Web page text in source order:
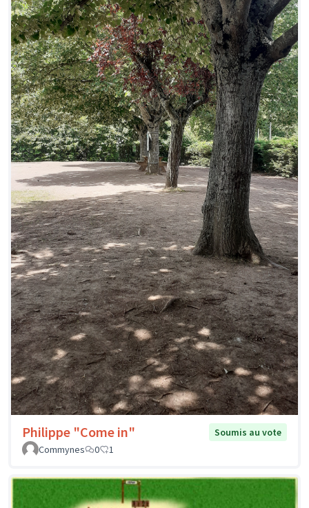
Philippe "Come in"
Soumis au vote
Commynes
0 1